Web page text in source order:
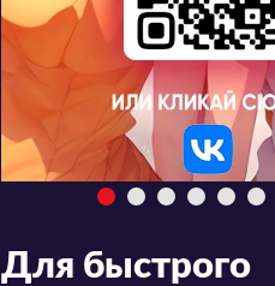
Для быстрого